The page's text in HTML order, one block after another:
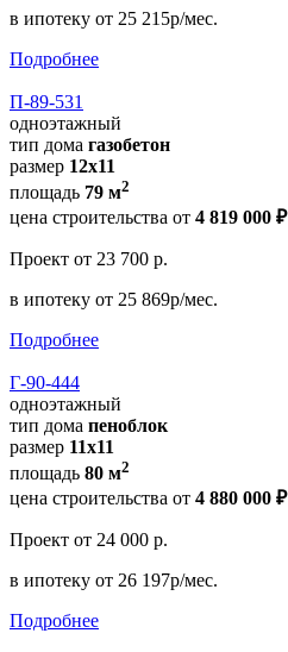
в ипотеку от 25 215р/мес.
Подробнее
П-89-531
одноэтажный
тип дома газобетон
размер 12х11
площадь 79 м2
цена строительства от 4 819 000 ₽
Проект от 23 700 р.
в ипотеку от 25 869р/мес.
Подробнее
Г-90-444
одноэтажный
тип дома пеноблок
размер 11х11
площадь 80 м2
цена строительства от 4 880 000 ₽
Проект от 24 000 р.
в ипотеку от 26 197р/мес.
Подробнее